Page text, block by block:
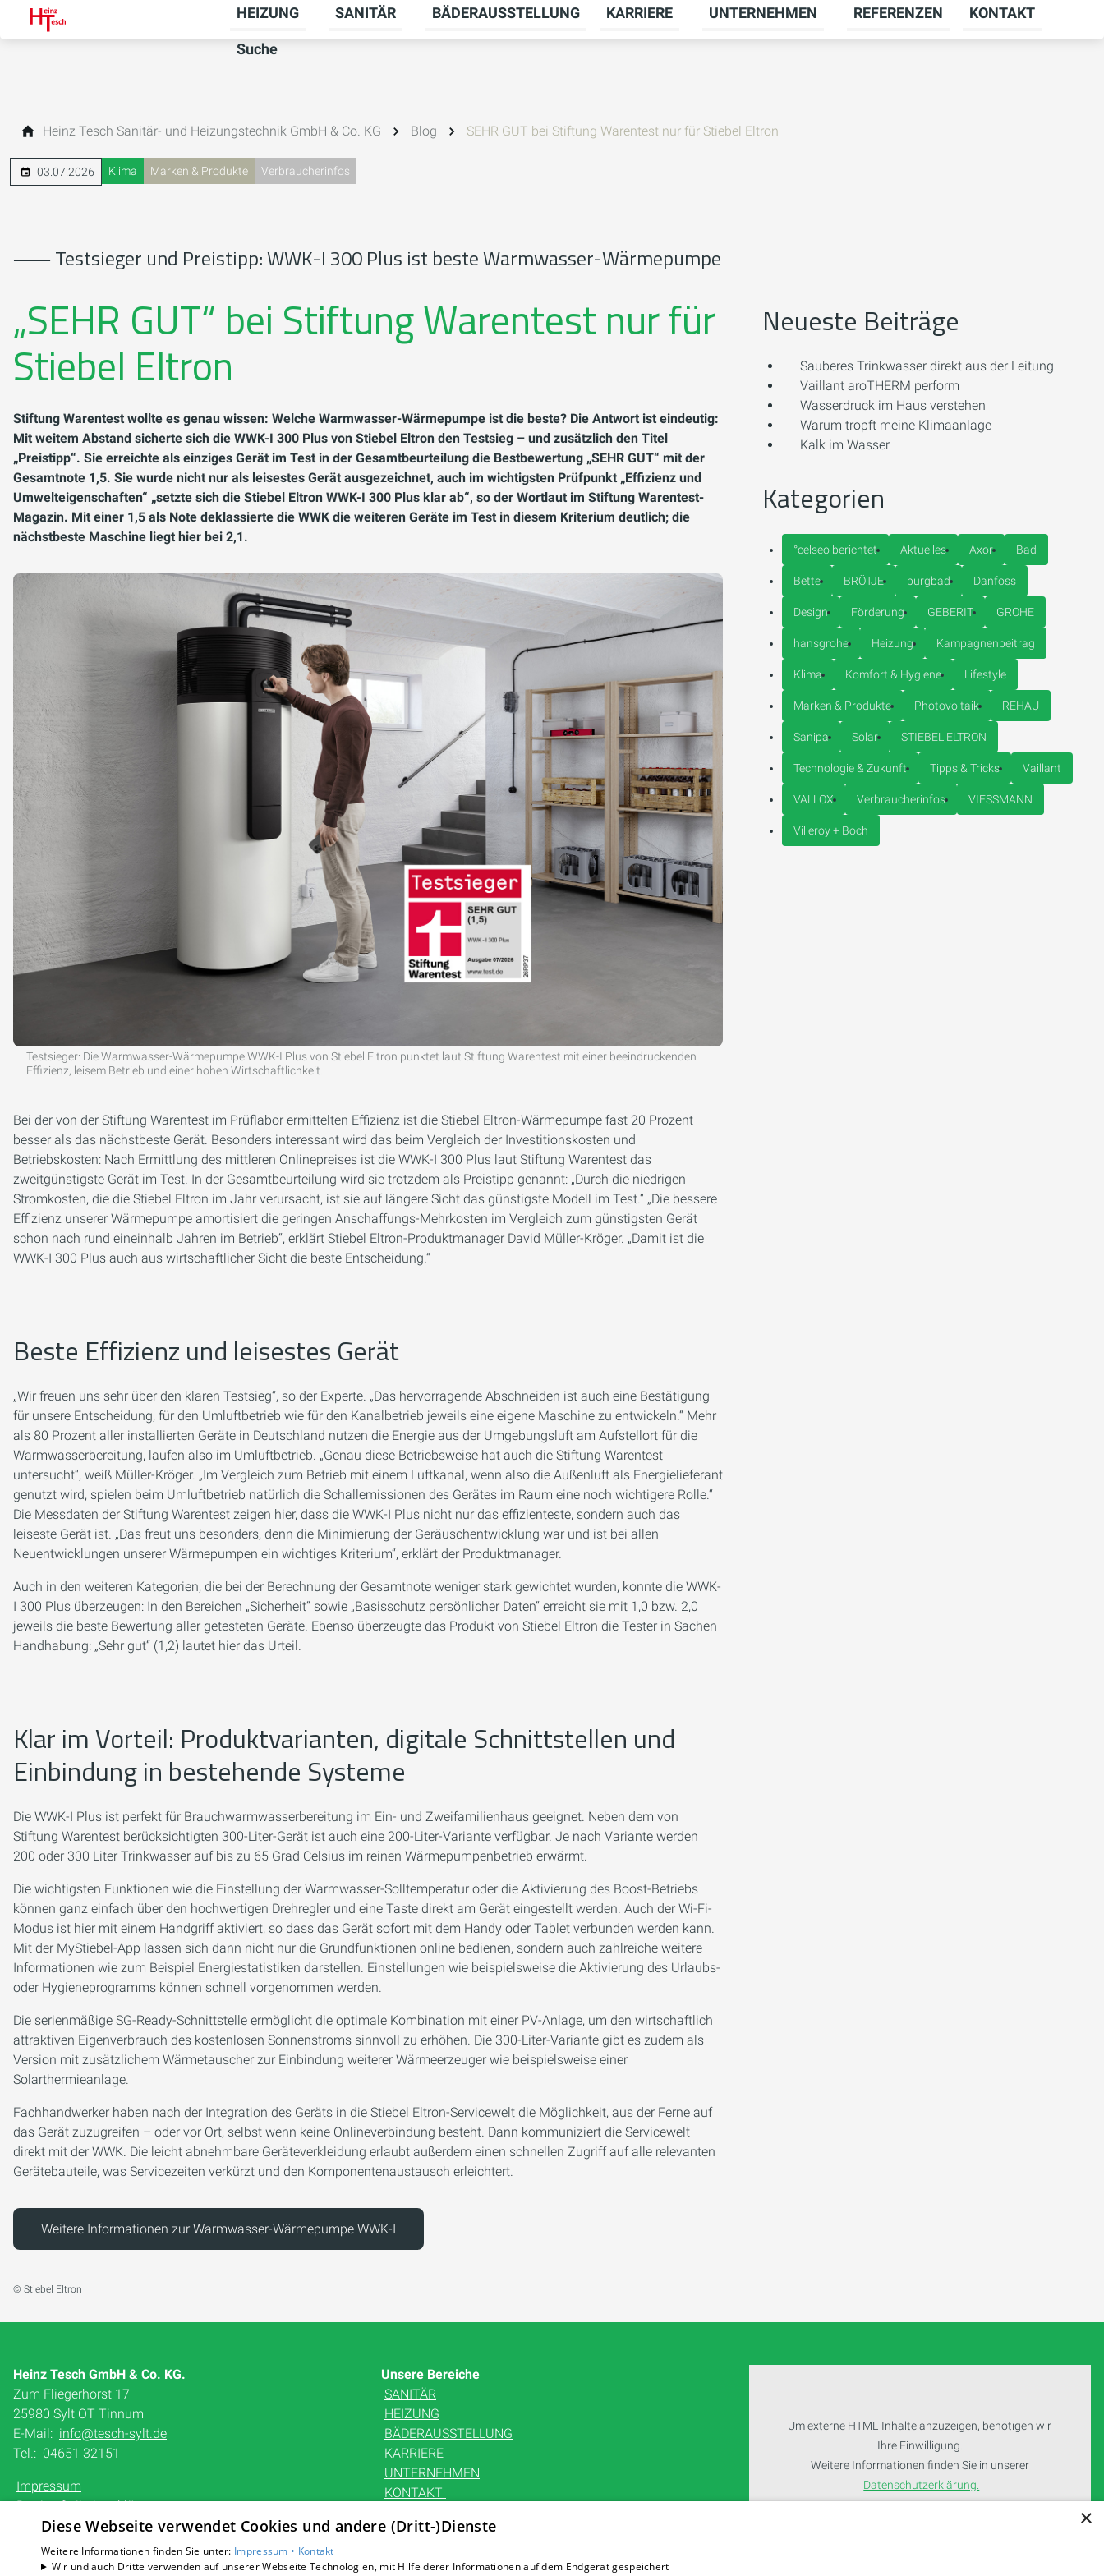
HEIZUNG
Untermenü für HEIZUNG umschalten
SANITÄR
Untermenü für SANITÄR umschalten
BÄDERAUSSTELLUNG KARRIERE
Untermenü für KARRIERE umschalten
UNTERNEHMEN
Untermenü für UNTERNEHMEN
REFERENZEN KONTAKT
Suche
Heinz Tesch Sanitär- und Heizungstechnik GmbH & Co. KG Blog SEHR GUT bei Stiftung Warentest nur für Stiebel Eltron
03.07.2026 Klima Marken & Produkte Verbraucherinfos
⸺ Testsieger und Preistipp: WWK-I 300 Plus ist beste Warmwasser-Wärmepumpe
„SEHR GUT“ bei Stiftung Warentest nur für
Stiebel Eltron
Stiftung Warentest wollte es genau wissen: Welche Warmwasser-Wärmepumpe ist die beste? Die Antwort ist eindeutig:
Mit weitem Abstand sicherte sich die WWK-I 300 Plus von Stiebel Eltron den Testsieg – und zusätzlich den Titel
„Preistipp“. Sie erreichte als einziges Gerät im Test in der Gesamtbeurteilung die Bestbewertung „SEHR GUT“ mit der
Gesamtnote 1,5. Sie wurde nicht nur als leisestes Gerät ausgezeichnet, auch im wichtigsten Prüfpunkt „Effizienz und
Umwelteigenschaften“ „setzte sich die Stiebel Eltron WWK-I 300 Plus klar ab“, so der Wortlaut im Stiftung Warentest-
Magazin. Mit einer 1,5 als Note deklassierte die WWK die weiteren Geräte im Test in diesem Kriterium deutlich; die
nächstbeste Maschine liegt hier bei 2,1.
Testsieger: Die Warmwasser-Wärmepumpe WWK-I Plus von Stiebel Eltron punktet laut Stiftung Warentest mit einer beeindruckenden
Effizienz, leisem Betrieb und einer hohen Wirtschaftlichkeit.
Bei der von der Stiftung Warentest im Prüflabor ermittelten Effizienz ist die Stiebel Eltron-Wärmepumpe fast 20 Prozent
besser als das nächstbeste Gerät. Besonders interessant wird das beim Vergleich der Investitionskosten und
Betriebskosten: Nach Ermittlung des mittleren Onlinepreises ist die WWK-I 300 Plus laut Stiftung Warentest das
zweitgünstigste Gerät im Test. In der Gesamtbeurteilung wird sie trotzdem als Preistipp genannt: „Durch die niedrigen
Stromkosten, die die Stiebel Eltron im Jahr verursacht, ist sie auf längere Sicht das günstigste Modell im Test.“ „Die bessere
Effizienz unserer Wärmepumpe amortisiert die geringen Anschaffungs-Mehrkosten im Vergleich zum günstigsten Gerät
schon nach rund eineinhalb Jahren im Betrieb“, erklärt Stiebel Eltron-Produktmanager David Müller-Kröger. „Damit ist die
WWK-I 300 Plus auch aus wirtschaftlicher Sicht die beste Entscheidung.“
Beste Effizienz und leisestes Gerät
„Wir freuen uns sehr über den klaren Testsieg“, so der Experte. „Das hervorragende Abschneiden ist auch eine Bestätigung
für unsere Entscheidung, für den Umluftbetrieb wie für den Kanalbetrieb jeweils eine eigene Maschine zu entwickeln.“ Mehr
als 80 Prozent aller installierten Geräte in Deutschland nutzen die Energie aus der Umgebungsluft am Aufstellort für die
Warmwasserbereitung, laufen also im Umluftbetrieb. „Genau diese Betriebsweise hat auch die Stiftung Warentest
untersucht“, weiß Müller-Kröger. „Im Vergleich zum Betrieb mit einem Luftkanal, wenn also die Außenluft als Energielieferant
genutzt wird, spielen beim Umluftbetrieb natürlich die Schallemissionen des Gerätes im Raum eine noch wichtigere Rolle.“
Die Messdaten der Stiftung Warentest zeigen hier, dass die WWK-I Plus nicht nur das effizienteste, sondern auch das
leiseste Gerät ist. „Das freut uns besonders, denn die Minimierung der Geräuschentwicklung war und ist bei allen
Neuentwicklungen unserer Wärmepumpen ein wichtiges Kriterium“, erklärt der Produktmanager.
Auch in den weiteren Kategorien, die bei der Berechnung der Gesamtnote weniger stark gewichtet wurden, konnte die WWK-
I 300 Plus überzeugen: In den Bereichen „Sicherheit“ sowie „Basisschutz persönlicher Daten“ erreicht sie mit 1,0 bzw. 2,0
jeweils die beste Bewertung aller getesteten Geräte. Ebenso überzeugte das Produkt von Stiebel Eltron die Tester in Sachen
Handhabung: „Sehr gut“ (1,2) lautet hier das Urteil.
Klar im Vorteil: Produktvarianten, digitale Schnittstellen und
Einbindung in bestehende Systeme
Die WWK-I Plus ist perfekt für Brauchwarmwasserbereitung im Ein- und Zweifamilienhaus geeignet. Neben dem von
Stiftung Warentest berücksichtigten 300-Liter-Gerät ist auch eine 200-Liter-Variante verfügbar. Je nach Variante werden
200 oder 300 Liter Trinkwasser auf bis zu 65 Grad Celsius im reinen Wärmepumpenbetrieb erwärmt.
Die wichtigsten Funktionen wie die Einstellung der Warmwasser-Solltemperatur oder die Aktivierung des Boost-Betriebs
können ganz einfach über den hochwertigen Drehregler und eine Taste direkt am Gerät eingestellt werden. Auch der Wi-Fi-
Modus ist hier mit einem Handgriff aktiviert, so dass das Gerät sofort mit dem Handy oder Tablet verbunden werden kann.
Mit der MyStiebel-App lassen sich dann nicht nur die Grundfunktionen online bedienen, sondern auch zahlreiche weitere
Informationen wie zum Beispiel Energiestatistiken darstellen. Einstellungen wie beispielsweise die Aktivierung des Urlaubs-
oder Hygieneprogramms können schnell vorgenommen werden.
Die serienmäßige SG-Ready-Schnittstelle ermöglicht die optimale Kombination mit einer PV-Anlage, um den wirtschaftlich
attraktiven Eigenverbrauch des kostenlosen Sonnenstroms sinnvoll zu erhöhen. Die 300-Liter-Variante gibt es zudem als
Version mit zusätzlichem Wärmetauscher zur Einbindung weiterer Wärmeerzeuger wie beispielsweise einer
Solarthermieanlage.
Fachhandwerker haben nach der Integration des Geräts in die Stiebel Eltron-Servicewelt die Möglichkeit, aus der Ferne auf
das Gerät zuzugreifen – oder vor Ort, selbst wenn keine Onlineverbindung besteht. Dann kommuniziert die Servicewelt
direkt mit der WWK. Die leicht abnehmbare Geräteverkleidung erlaubt außerdem einen schnellen Zugriff auf alle relevanten
Gerätebauteile, was Servicezeiten verkürzt und den Komponentenaustausch erleichtert.
Weitere Informationen zur Warmwasser-Wärmepumpe WWK-I
© Stiebel Eltron
Neueste Beiträge
Sauberes Trinkwasser direkt aus der Leitung
Vaillant aroTHERM perform
Wasserdruck im Haus verstehen
Warum tropft meine Klimaanlage
Kalk im Wasser
Kategorien
°celseo berichtet Aktuelles Axor Bad
Bette BRÖTJE burgbad Danfoss
Design Förderung GEBERIT GROHE
hansgrohe Heizung Kampagnenbeitrag
Klima Komfort & Hygiene Lifestyle
Marken & Produkte Photovoltaik REHAU
Sanipa Solar STIEBEL ELTRON
Technologie & Zukunft Tipps & Tricks Vaillant
VALLOX Verbraucherinfos VIESSMANN
Villeroy + Boch
Heinz Tesch GmbH & Co. KG.
Zum Fliegerhorst 17
25980 Sylt OT Tinnum
E-Mail: info@tesch-sylt.de
Tel.: 04651 32151
Impressum
Barrierefreiheitserklärung
Datenschutzerklärung
AGB
Unsere Bereiche
SANITÄR
HEIZUNG
BÄDERAUSSTELLUNG
KARRIERE
UNTERNEHMEN
KONTAKT
Um externe HTML-Inhalte anzuzeigen, benötigen wir
Ihre Einwilligung.
Weitere Informationen finden Sie in unserer
Datenschutzerklärung.
×
Diese Webseite verwendet Cookies und andere (Dritt-)Dienste
Weitere Informationen finden Sie unter: Impressum • Kontakt
Wir und auch Dritte verwenden auf unserer Webseite Technologien, mit Hilfe derer Informationen auf dem Endgerät gespeichert